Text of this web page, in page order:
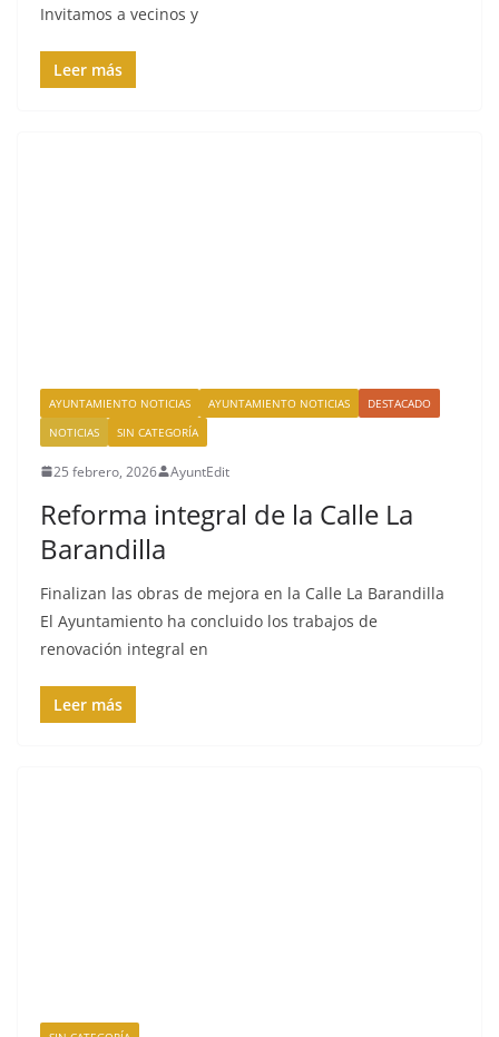
Invitamos a vecinos y
Leer más
AYUNTAMIENTO NOTICIAS AYUNTAMIENTO NOTICIAS
DESTACADO
NOTICIAS
SIN CATEGORÍA
25 febrero, 2026 AyuntEdit
Reforma integral de la Calle La
Barandilla
Finalizan las obras de mejora en la Calle La Barandilla
El Ayuntamiento ha concluido los trabajos de
renovación integral en
Leer más